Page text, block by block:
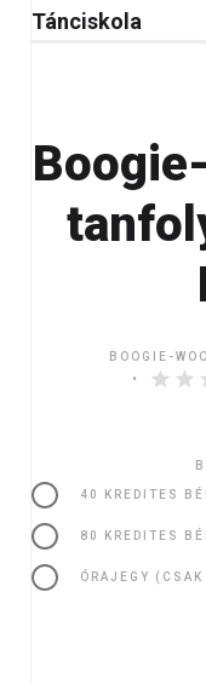
Tánciskola
BOOGIE-
40 KREDITES
80 KREDITES
ÓRAJEGY